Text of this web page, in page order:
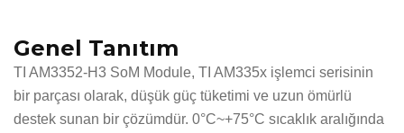
Genel Tanıtım
TI AM3352-H3 SoM Module, TI AM335x işlemci serisinin
bir parçası olarak, düşük güç tüketimi ve uzun ömürlü
destek sunan bir çözümdür. 0°C~+75°C sıcaklık aralığında